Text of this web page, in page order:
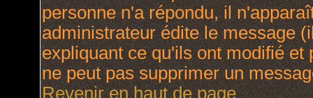
personne n'a répondu, il
administrateur édite le message
expliquant ce qu'ils ont modifié
ne peut pas supprimer un
Revenir en haut de page